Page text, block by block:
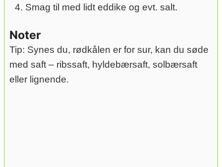
Smag til med lidt eddike og evt. salt.
Noter
Tip: Synes du, rødkålen er for sur, kan du søde
med saft – ribssaft, hyldebærsaft, solbærsaft
eller lignende.